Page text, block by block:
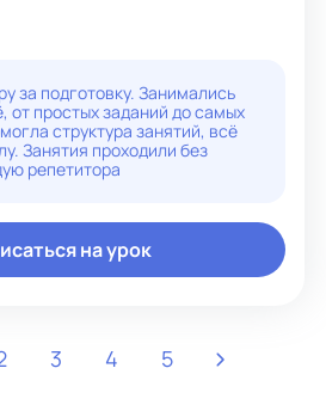
упор на понимание
Мне важно, чтобы на
и поддерживающая
не боится задавать вопросы и
я всегда активно вовлечен
вопросы: помог
в программе,
в знаниях.
читать, изучать
методики и постоянно
за подготовку. Занимались
от простых заданий до самых
структура занятий, всё
Занятия проходили без
репетитора
на урок
3 4 5